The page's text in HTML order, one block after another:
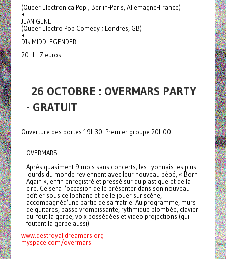
(Queer Electronica Pop ; Berlin-Paris, Allemagne-France)
+
JEAN GENET
(Queer Electro Pop Comedy ; Londres, GB)
+
DJs MIDDLEGENDER
20 H - 7 euros
26 OCTOBRE : OVERMARS PARTY
- GRATUIT
Ouverture des portes 19H30. Premier groupe 20H00.
OVERMARS
Après quasiment 9 mois sans concerts, les Lyonnais les plus
lourds du monde reviennent avec leur nouveau bébé, « Born
Again », enfin enregistré et pressé sur du plastique et de la
cire. Ce sera l’occasion de le présenter dans son nouveau
boîtier sous cellophane et de le jouer sur scène,
accompagnéd’une partie de sa fratrie. Au programme, murs
de guitares, basse vrombissante, rythmique plombée, clavier
qui fout la gerbe, voix possédées et video projections (qui
foutent la gerbe aussi).
www.destroyalldreamers.org
myspace.com/overmars